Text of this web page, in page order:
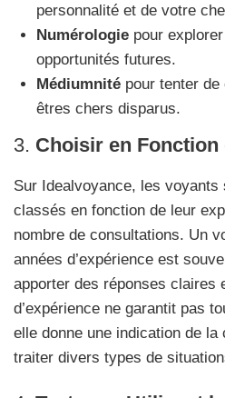
personnalité et de votre
Numérologie pour
opportunités futures.
Médiumnité pour tenter
êtres chers disparus.
3. Choisir en Fonction
Sur Idealvoyance, les voyants
classés en fonction de leur
nombre de consultations. Un
années d’expérience est
apporter des réponses claires
d’expérience ne garantit pas
elle donne une indication de
traiter divers types de